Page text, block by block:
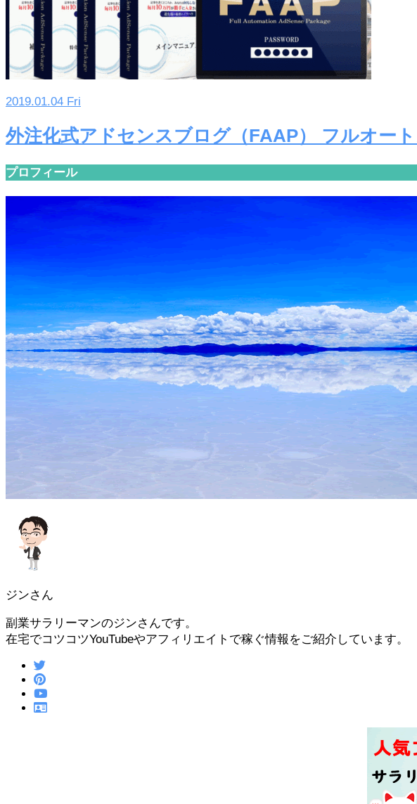
2019.01.04 Fri
外注化式アドセンスブログ（FAAP） フルオー
プロフィール
ジンさん
副業サラリーマンのジンさんです。
在宅でコツコツYouTubeやアフィリエイトで稼ぐ情報をご紹介しています。